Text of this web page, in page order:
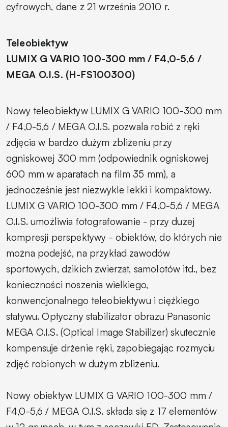
cyfrowych, dane z 21 września 2010 r.
Teleobiektyw
LUMIX G VARIO 100-300 mm / F4,0-5,6 /
MEGA O.I.S. (H-FS100300)
Nowy teleobiektyw LUMIX G VARIO 100-300 mm
/ F4,0-5,6 / MEGA O.I.S. pozwala robić z ręki
zdjęcia w bardzo dużym zbliżeniu przy
ogniskowej 300 mm (odpowiednik ogniskowej
600 mm w aparatach na film 35 mm), a
jednocześnie jest niezwykle lekki i kompaktowy.
LUMIX G VARIO 100-300 mm / F4,0-5,6 / MEGA
O.I.S. umożliwia fotografowanie - przy dużej
kompresji perspektywy - obiektów, do których nie
można podejść, na przykład zawodów
sportowych, dzikich zwierząt, samolotów itd., bez
konieczności noszenia wielkiego,
konwencjonalnego teleobiektywu i ciężkiego
statywu. Optyczny stabilizator obrazu Panasonic
MEGA O.I.S. (Optical Image Stabilizer) skutecznie
kompensuje drżenie ręki, zapobiegając rozmyciu
zdjęć robionych w dużym zbliżeniu.
Nowy obiektyw LUMIX G VARIO 100-300 mm /
F4,0-5,6 / MEGA O.I.S. składa się z 17 elementów